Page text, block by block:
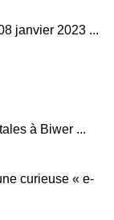
janvier 2023 ...
à Biwer ...
curieuse « e-